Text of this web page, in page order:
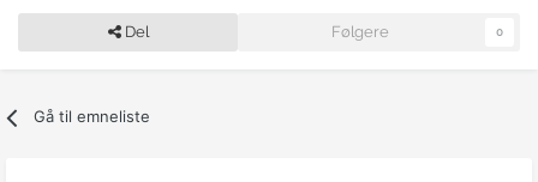
Del Følgere 0
Gå til emneliste